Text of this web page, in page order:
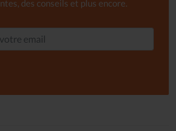
des conseils et plus encore.